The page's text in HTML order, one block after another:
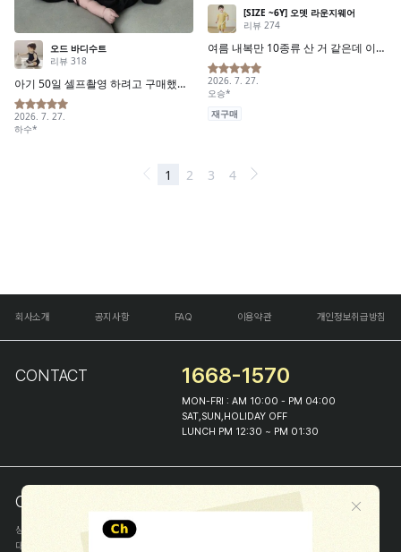
회사소개 공지사항 FAQ 이용약관 개인정보취급방침
CONTACT 1668-1570
MON-FRI : AM 10:00 - PM 04:00
SAT,SUN,HOLIDAY OFF
LUNCH PM 12:30 ~ PM 01:30
COMPANY INFO
상호
(주)해피프린스
대표